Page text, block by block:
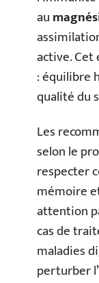
au
active. Cet
: équilibre
qualité du
Les
selon le
respecter
mémoire
attention
cas de
maladies
perturber